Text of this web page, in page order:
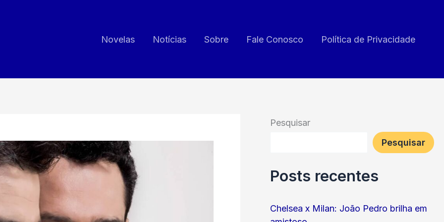
Novelas Notícias Sobre Fale Conosco Política de Privacidade
Pesquisar
Pesquisar
Posts recentes
Chelsea x Milan: João Pedro brilha em